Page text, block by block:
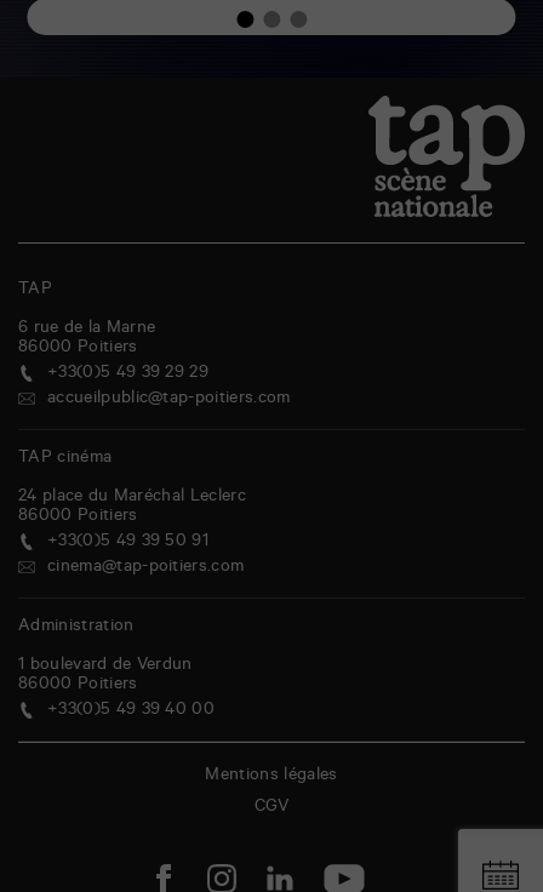
TAP
6 rue de la Marne
86000 Poitiers
+33(0)5 49 39 29 29
accueilpublic@tap-poitiers.com
TAP cinéma
24 place du Maréchal Leclerc
86000 Poitiers
+33(0)5 49 39 50 91
cinema@tap-poitiers.com
Administration
1 boulevard de Verdun
86000 Poitiers
+33(0)5 49 39 40 00
Mentions légales
CGV